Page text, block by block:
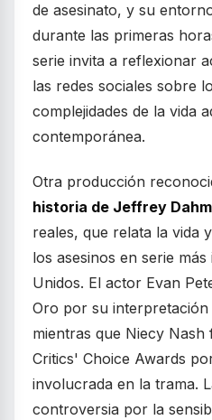
de asesinato, y su
durante las primeras
serie invita a reflexionar
las redes sociales sobre
complejidades de la vida
contemporánea.
Otra producción
historia de Jeffrey
reales, que relata la vida
los asesinos en serie
Unidos. El actor Evan
Oro por su interpretación
mientras que Niecy Nash
Critics' Choice Awards
involucrada en la trama.
controversia por la